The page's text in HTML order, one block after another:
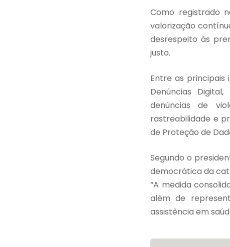
Como registrado
valorização
desrespeito às
justo.
Entre as principais
Denúncias
denúncias de
rastreabilidade e
de Proteção de
Segundo o
democrática da
“A medida
além de
assistência em